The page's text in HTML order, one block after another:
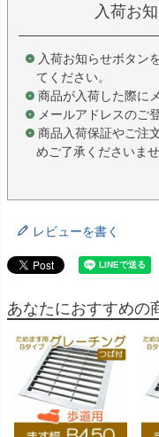
入荷お
入荷お知らせボタン
てください。
商品が入荷した際に
メールアドレスのご
商品入荷保証やご注
めご了承くださいませ
レビューを書く
あなたにおすすめの